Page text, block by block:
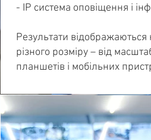
- IP система оповіщення і
Результати відображаються
різного розміру – від
планшетів і мобільних